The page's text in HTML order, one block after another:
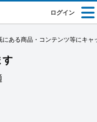
ログイン
にある商品・コンテンツ等にキャ
す